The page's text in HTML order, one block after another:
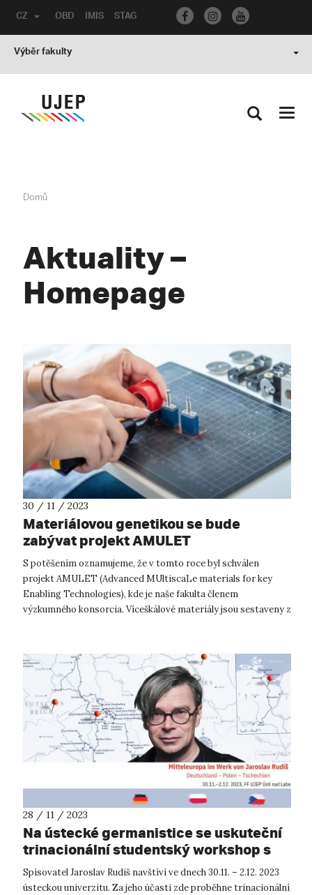
OBD IMIS STAG
CZ
Výběr fakulty
Domů
Aktuality –
Homepage
30 / 11 / 2023
Materiálovou genetikou se bude
zabývat projekt AMULET
S potěšením oznamujeme, že v tomto roce byl schválen
projekt AMULET (Advanced MUltiscaLe materials for key
Enabling Technologies), kde je naše fakulta členem
výzkumného konsorcia. Víceškálové materiály jsou sestaveny z
28 / 11 / 2023
Na ústecké germanistice se uskuteční
trinacionální studentský workshop s
autorem Jaroslavem Rudišem
Spisovatel Jaroslav Rudiš navštíví ve dnech 30.11. – 2.12. 2023
ústeckou univerzitu. Za jeho účasti zde proběhne trinacionální